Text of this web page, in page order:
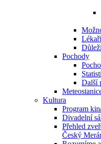
Pochody
Další
Kultura
Program
Divadelní
Přehled
Český